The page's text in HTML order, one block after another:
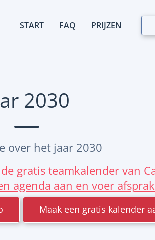
START FAQ PRIJZEN
2030
over het jaar 2030
gratis teamkalender van
agenda aan en voer
Maak een gratis kalender